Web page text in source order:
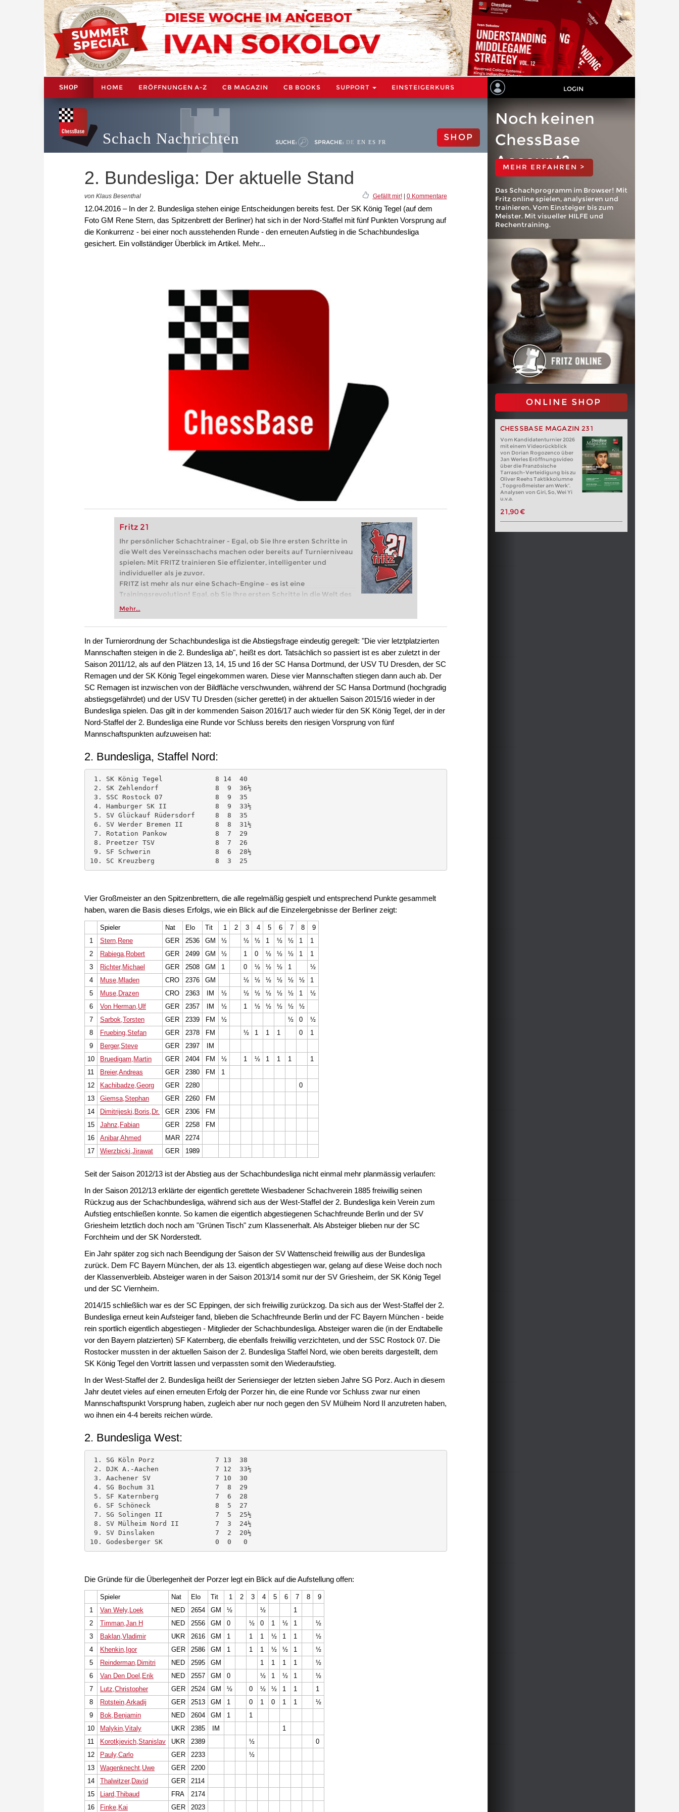
SHOP HOME ERÖFFNUNGEN A-Z CB MAGAZIN CB BOOKS SUPPORT EINSTEIGERKURS LOGIN
Schach Nachrichten SUCHE: SPRACHE: DE EN ES FR SHOP
2. Bundesliga: Der aktuelle Stand
von Klaus Besenthal Gefällt mir!| 0 Kommentare
12.04.2016 – In der 2. Bundesliga stehen einige Entscheidungen bereits fest. Der SK König Tegel (auf dem
Foto GM Rene Stern, das Spitzenbrett der Berliner) hat sich in der Nord-Staffel mit fünf Punkten Vorsprung auf
die Konkurrenz - bei einer noch ausstehenden Runde - den erneuten Aufstieg in die Schachbundesliga
gesichert. Ein vollständiger Überblick im Artikel. Mehr...
Fritz 21
Ihr persönlicher Schachtrainer - Egal, ob Sie Ihre ersten Schritte in
die Welt des Vereinsschachs machen oder bereits auf Turnierniveau
spielen: Mit FRITZ trainieren Sie effizienter, intelligenter und
individueller als je zuvor.
FRITZ ist mehr als nur eine Schach-Engine – es ist eine
Trainingsrevolution! Egal, ob Sie Ihre ersten Schritte in die Welt des
Vereinsschachs machen oder bereits auf Turnierniveau spielen: Mit
zuvor.
Mehr...
Noch keinen
ChessBase
Account?
MEHR ERFAHREN >
Das Schachprogramm im Browser! Mit
Fritz online spielen, analysieren und
trainieren. Vom Einsteiger bis zum
Meister. Mit visueller HILFE und
Rechentraining.
ONLINE SHOP
CHESSBASE MAGAZIN 231
Vom Kandidatenturnier 2026
mit einem Videorückblick
von Dorian Rogozenco über
Jan Werles Eröffnungsvideo
über die Französische
Tarrasch-Verteidigung bis zu
Oliver Reehs Taktikkolumne
„Topgroßmeister am Werk“.
Analysen von Giri, So, Wei Yi
u.v.a.
21,90 €
In der Turnierordnung der Schachbundesliga ist die Abstiegsfrage eindeutig geregelt: "Die vier letztplatzierten
Mannschaften steigen in die 2. Bundesliga ab", heißt es dort. Tatsächlich so passiert ist es aber zuletzt in der
Saison 2011/12, als auf den Plätzen 13, 14, 15 und 16 der SC Hansa Dortmund, der USV TU Dresden, der SC
Remagen und der SK König Tegel eingekommen waren. Diese vier Mannschaften stiegen dann auch ab. Der
SC Remagen ist inzwischen von der Bildfläche verschwunden, während der SC Hansa Dortmund (hochgradig
abstiegsgefährdet) und der USV TU Dresden (sicher gerettet) in der aktuellen Saison 2015/16 wieder in der
Bundesliga spielen. Das gilt in der kommenden Saison 2016/17 auch wieder für den SK König Tegel, der in der
Nord-Staffel der 2. Bundesliga eine Runde vor Schluss bereits den riesigen Vorsprung von fünf
Mannschaftspunkten aufzuweisen hat:
2. Bundesliga, Staffel Nord:
Vier Großmeister an den Spitzenbrettern, die alle regelmäßig gespielt und entsprechend Punkte gesammelt
haben, waren die Basis dieses Erfolgs, wie ein Blick auf die Einzelergebnisse der Berliner zeigt:
Spieler Nat Elo Tit 1 2 3 4 5 6 7 8
9
1
Stern,Rene GER 2536 GM ½ ½ ½ 1 ½ ½ 1
1
2
Rabiega,Robert GER 2499 GM ½ 1 0 ½ ½ ½ 1
1
3
Richter,Michael GER 2508 GM 1 0 ½ ½ ½ 1
½
4
Muse,Mladen CRO 2376 GM ½ ½ ½ ½ ½ ½
1
5
Muse,Drazen CRO 2363 IM ½ ½ ½ ½ ½ ½ 1
½
6
Von Herman,Ulf GER 2357 IM ½ 1 ½ ½ ½ ½
½
7
Sarbok,Torsten GER 2339 FM ½ ½ 0
½
8
Fruebing,Stefan GER 2378 FM ½ 1 1 1 0
1
9
Berger,Steve GER 2397
IM
10
Bruedigam,Martin GER 2404 FM ½ 1 ½ 1 1 1
1
11
Breier,Andreas GER 2380 FM
1
12
Kachibadze,Georg GER 2280
0
13
Giemsa,Stephan GER 2260
FM
14
Dimitrijeski,Boris,Dr. GER 2306
FM
15
Jahnz,Fabian GER 2258
FM
16
Anibar,Ahmed MAR
2274
17
Wierzbicki,Jirawat GER 1989
Seit der Saison 2012/13 ist der Abstieg aus der Schachbundesliga nicht einmal mehr planmässig verlaufen:
In der Saison 2012/13 erklärte der eigentlich gerettete Wiesbadener Schachverein 1885 freiwillig seinen
Rückzug aus der Schachbundesliga, während sich aus der West-Staffel der 2. Bundesliga kein Verein zum
Aufstieg entschließen konnte. So kamen die eigentlich abgestiegenen Schachfreunde Berlin und der SV
Griesheim letztlich doch noch am "Grünen Tisch" zum Klassenerhalt. Als Absteiger blieben nur der SC
Forchheim und der SK Norderstedt.
Ein Jahr später zog sich nach Beendigung der Saison der SV Wattenscheid freiwillig aus der Bundesliga
zurück. Dem FC Bayern München, der als 13. eigentlich abgestiegen war, gelang auf diese Weise doch noch
der Klassenverbleib. Absteiger waren in der Saison 2013/14 somit nur der SV Griesheim, der SK König Tegel
und der SC Viernheim.
2014/15 schließlich war es der SC Eppingen, der sich freiwillig zurückzog. Da sich aus der West-Staffel der 2.
Bundesliga erneut kein Aufsteiger fand, blieben die Schachfreunde Berlin und der FC Bayern München - beide
rein sportlich eigentlich abgestiegen - Mitglieder der Schachbundesliga. Absteiger waren die (in der Endtabelle
vor den Bayern platzierten) SF Katernberg, die ebenfalls freiwillig verzichteten, und der SSC Rostock 07. Die
Rostocker mussten in der aktuellen Saison der 2. Bundesliga Staffel Nord, wie oben bereits dargestellt, dem
SK König Tegel den Vortritt lassen und verpassten somit den Wiederaufstieg.
In der West-Staffel der 2. Bundesliga heißt der Seriensieger der letzten sieben Jahre SG Porz. Auch in diesem
Jahr deutet vieles auf einen erneuten Erfolg der Porzer hin, die eine Runde vor Schluss zwar nur einen
Mannschaftspunkt Vorsprung haben, zugleich aber nur noch gegen den SV Mülheim Nord II anzutreten haben,
wo ihnen ein 4-4 bereits reichen würde.
2. Bundesliga West:
Die Gründe für die Überlegenheit der Porzer legt ein Blick auf die Aufstellung offen:
Spieler Nat Elo Tit 1 2 3 4 5 6 7 8
9
1
Van Wely,Loek NED 2654 GM ½ ½
1
2
Timman,Jan H NED 2556 GM 0 ½ 0 1 ½ 1
½
3
Baklan,Vladimir UKR 2616 GM 1 1 1 ½ 1 1
½
4
Khenkin,Igor GER 2586 GM 1 1 1 ½ ½ 1
½
5
Reinderman,Dimitri NED 2595 GM 1 1 1 1
½
6
Van Den Doel,Erik NED 2557 GM 0 ½ 1 ½ 1
½
7
Lutz,Christopher GER 2524 GM ½ 0 ½ ½ 1 1
1
8
Rotstein,Arkadij GER 2513 GM 1 0 1 0 1 1
½
9
Bok,Benjamin NED 2604 GM 1
1
10
Malykin,Vitaly UKR 2385 IM
1
11
Korotkjevich,Stanislav UKR 2389 ½
0
12
Pauly,Carlo GER 2233
½
13
Wagenknecht,Uwe GER
2200
14
Thalwitzer,David GER
2114
15
Liard,Thibaud FRA
2174
16
Finke,Kai GER 2023